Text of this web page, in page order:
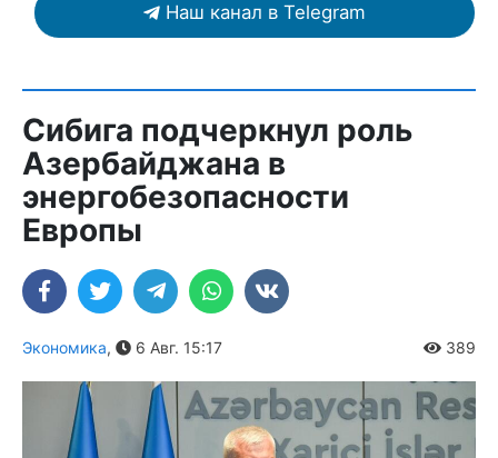
Наш канал в Telegram
Сибига подчеркнул роль
Азербайджана в
энергобезопасности
Европы
Экономика, 6 Авг. 15:17 389